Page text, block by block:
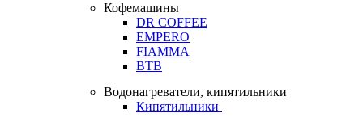
Кофемашины
DR COFFEE
EMPERO
FIAMMA
BTB
Водонагреватели, кипятильники
Кипятильники